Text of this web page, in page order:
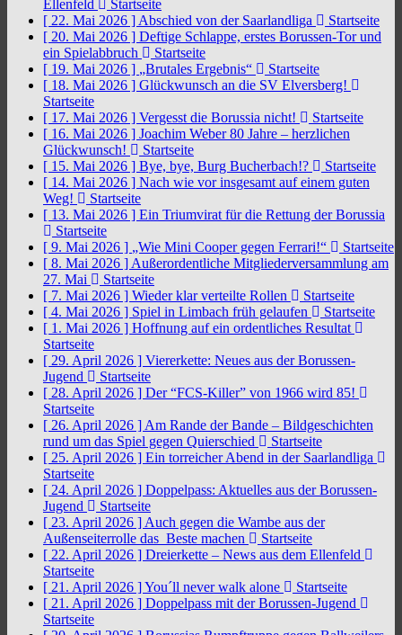
Ellenfeld
Startseite
[ 22. Mai 2026 ] Abschied von der Saarlandliga
Startseite
[ 20. Mai 2026 ] Deftige Schlappe, erstes Borussen-Tor und
ein Spielabbruch
Startseite
[ 19. Mai 2026 ] „Brutales Ergebnis“
Startseite
[ 18. Mai 2026 ] Glückwunsch an die SV Elversberg!
Startseite
[ 17. Mai 2026 ] Vergesst die Borussia nicht!
Startseite
[ 16. Mai 2026 ] Joachim Weber 80 Jahre – herzlichen
Glückwunsch!
Startseite
[ 15. Mai 2026 ] Bye, bye, Burg Bucherbach!?
Startseite
[ 14. Mai 2026 ] Nach wie vor insgesamt auf einem guten
Weg!
Startseite
[ 13. Mai 2026 ] Ein Triumvirat für die Rettung der Borussia
Startseite
[ 9. Mai 2026 ] „Wie Mini Cooper gegen Ferrari!“
Startseite
[ 8. Mai 2026 ] Außerordentliche Mitgliederversammlung am
27. Mai
Startseite
[ 7. Mai 2026 ] Wieder klar verteilte Rollen
Startseite
[ 4. Mai 2026 ] Spiel in Limbach früh gelaufen
Startseite
[ 1. Mai 2026 ] Hoffnung auf ein ordentliches Resultat
Startseite
[ 29. April 2026 ] Viererkette: Neues aus der Borussen-
Jugend
Startseite
[ 28. April 2026 ] Der “FCS-Killer” von 1966 wird 85!
Startseite
[ 26. April 2026 ] Am Rande der Bande – Bildgeschichten
rund um das Spiel gegen Quierschied
Startseite
[ 25. April 2026 ] Ein torreicher Abend in der Saarlandliga
Startseite
[ 24. April 2026 ] Doppelpass: Aktuelles aus der Borussen-
Jugend
Startseite
[ 23. April 2026 ] Auch gegen die Wambe aus der
Außenseiterrolle das Beste machen
Startseite
[ 22. April 2026 ] Dreierkette – News aus dem Ellenfeld
Startseite
[ 21. April 2026 ]You´ll never walk alone
Startseite
[ 21. April 2026 ] Doppelpass mit der Borussen-Jugend
Startseite